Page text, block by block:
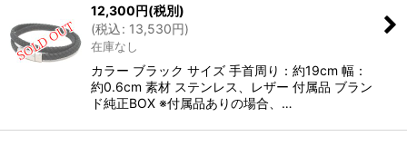
12,300 円(税別)
(税込: 13,530円)
在庫なし
カラー ブラック サイズ 手首周り：約19cm 幅：
約0.6cm 素材 ステンレス、レザー 付属品 ブラン
ド純正BOX ※付属品ありの場合、…